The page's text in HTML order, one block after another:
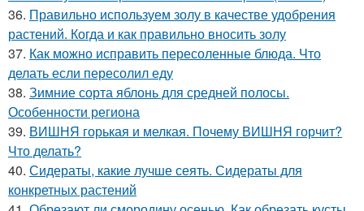
36. Правильно используем золу в качестве удобрения
растений. Когда и как правильно вносить золу
37. Как можно исправить пересоленные блюда. Что
делать если пересолил еду
38. Зимние сорта яблонь для средней полосы.
Особенности региона
39. ВИШНЯ горькая и мелкая. Почему ВИШНЯ горчит?
Что делать?
40. Сидераты, какие лучше сеять. Сидераты для
конкретных растений